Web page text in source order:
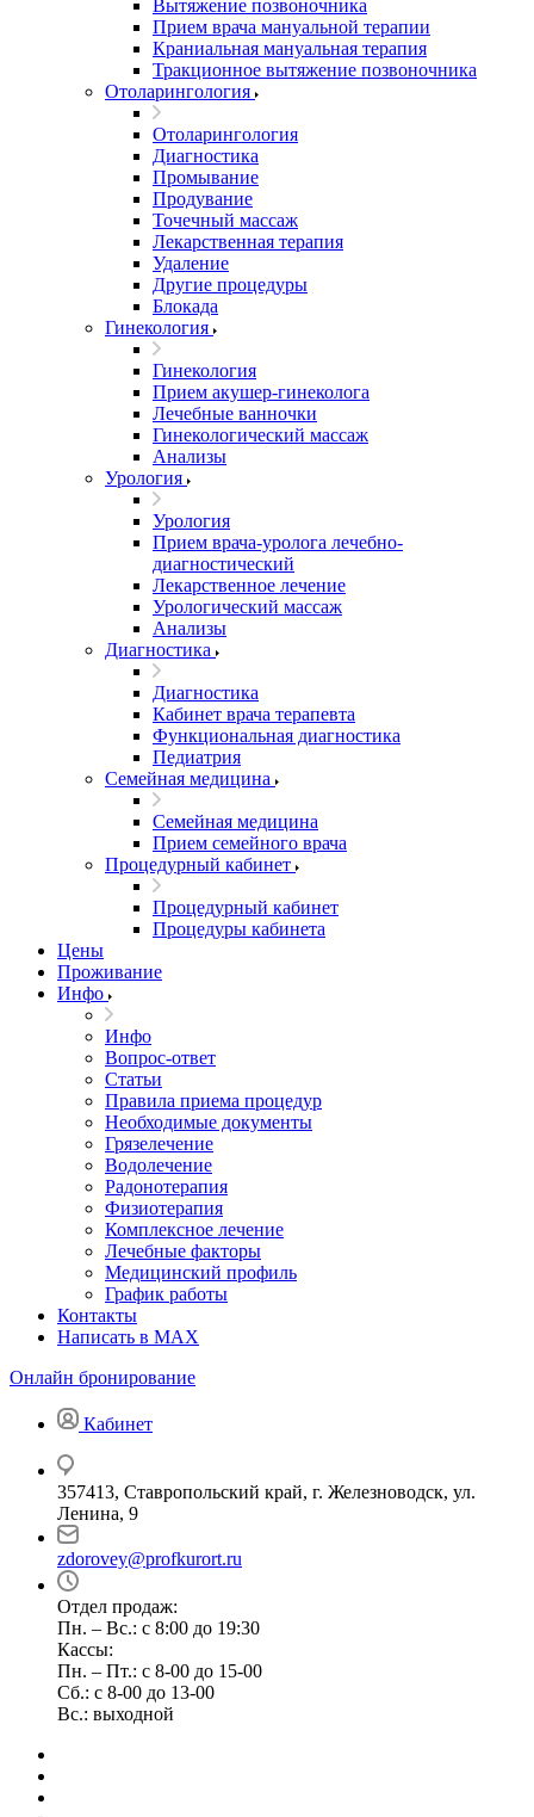
Вытяжение позвоночника
Прием врача мануальной терапии
Краниальная мануальная терапия
Тракционное вытяжение позвоночника
Отоларингология
Отоларингология
Диагностика
Промывание
Продувание
Точечный массаж
Лекарственная терапия
Удаление
Другие процедуры
Блокада
Гинекология
Гинекология
Прием акушер-гинеколога
Лечебные ванночки
Гинекологический массаж
Анализы
Урология
Урология
Прием врача-уролога лечебно-
диагностический
Лекарственное лечение
Урологический массаж
Анализы
Диагностика
Диагностика
Кабинет врача терапевта
Функциональная диагностика
Педиатрия
Семейная медицина
Семейная медицина
Прием семейного врача
Процедурный кабинет
Процедурный кабинет
Процедуры кабинета
Цены
Проживание
Инфо
Инфо
Вопрос-ответ
Статьи
Правила приема процедур
Необходимые документы
Грязелечение
Водолечение
Радонотерапия
Физиотерапия
Комплексное лечение
Лечебные факторы
Медицинский профиль
График работы
Контакты
Написать в MAX
Онлайн бронирование
Кабинет
357413, Ставропольский край, г. Железноводск, ул.
Ленина, 9
zdorovey@profkurort.ru
Отдел продаж:
Пн. – Вс.: с 8:00 до 19:30
Кассы:
Пн. – Пт.: с 8-00 до 15-00
Сб.: с 8-00 до 13-00
Вс.: выходной